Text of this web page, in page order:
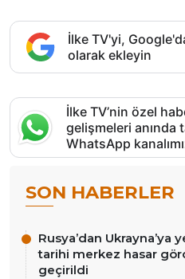
İlke TV'yi,
olarak ekleyin
İlke TV’nin özel
gelişmeleri anında
WhatsApp
SON HABERLER
Rusya’dan Ukrayna’ya
tarihi merkez hasar
geçirildi